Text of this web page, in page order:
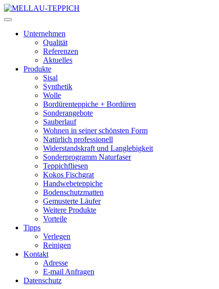
Unternehmen
Qualität
Referenzen
Aktuelles
Produkte
Sisal
Synthetik
Wolle
Bordürenteppiche + Bordüren
Sonderangebote
Sauberlauf
Wohnen in seiner schönsten Form
Natürlich professionell
Widerstandskraft und Langlebigkeit
Sonderprogramm Naturfaser
Teppichfliesen
Kokos Fischgrat
Handwebeteppiche
Bodenschutzmatten
Gemusterte Läufer
Weitere Produkte
Vorteile
Tipps
Verlegen
Reinigen
Kontakt
Adresse
E-mail Anfragen
Datenschutz